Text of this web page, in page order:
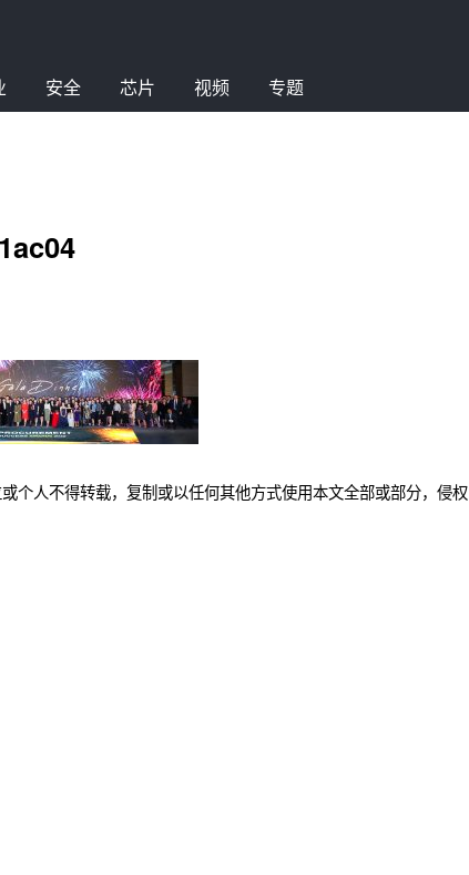
安全 芯片 视频 专题
个人不得转载，复制或以任何其他方式使用本文全部或部分，侵权